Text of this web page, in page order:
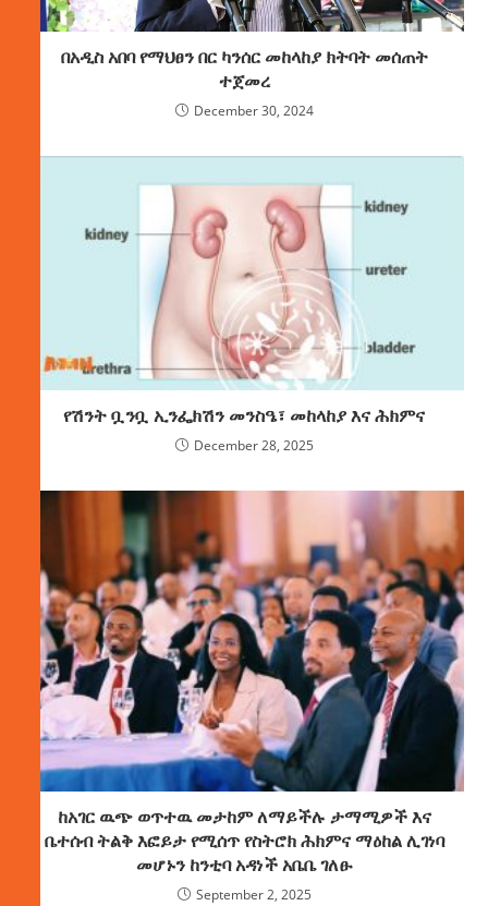
በአዲስ አበባ የማህፀን በር ካንሰር መከላከያ ክትባት መሰጠት
ተጀመረ
December 30, 2024
የሽንት ቧንቧ ኢንፌክሽን መንስዔ፣ መከላከያ እና ሕክምና
December 28, 2025
ከአገር ዉጭ ወጥተዉ መታከም ለማይችሉ ታማሚዎች እና
ቤተሰብ ትልቅ እፎይታ የሚሰጥ የስትሮክ ሕክምና ማዕከል ሊገነባ
መሆኑን ከንቲባ አዳነች አቤቤ ገለፁ
September 2, 2025